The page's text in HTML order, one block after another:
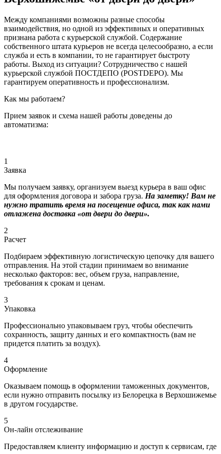
Между компаниями возможны разные способы
взаимодействия, но одной из эффективных и оперативных
признана работа с курьерской службой. Содержание
собственного штата курьеров не всегда целесообразно, а если
служба и есть в компании, то не гарантирует быстроту
работы. Выход из ситуации? Сотрудничество с нашей
курьерской службой ПОСТДЕПО (POSTDEPO). Мы
гарантируем оперативность и профессионализм.
Как мы работаем?
Прием заявок и схема нашей работы доведены до
автоматизма:
1
Заявка
Мы получаем заявку, организуем выезд курьера в ваш офис
для оформления договора и забора груза. На заметку! Вам не
нужно тратить время на посещение офиса, так как нами
отлажена доставка «от двери до двери».
2
Расчет
Подбираем эффективную логистическую цепочку для вашего
отправления. На этой стадии принимаем во внимание
несколько факторов: вес, объем груза, направление,
требования к срокам и ценам.
3
Упаковка
Профессионально упаковываем груз, чтобы обеспечить
сохранность, защиту данных и его компактность (вам не
придется платить за воздух).
4
Оформление
Оказываем помощь в оформлении таможенных документов,
если нужно отправить посылку из Белорецка в Верхошижемье
в другом государстве.
5
Он-лайн отслеживание
Предоставляем клиенту информацию и доступ к сервисам, где